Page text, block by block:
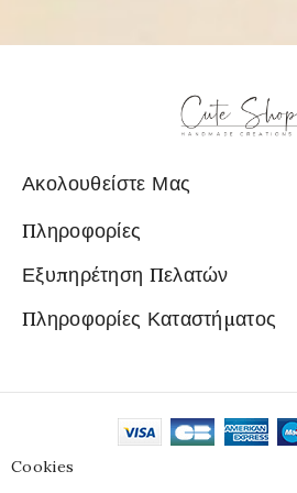
Ακολουθείστε Μας
Πληροφορίες
Εξυπηρέτηση Πελατών
Πληροφορίες Καταστήματος
Cookies